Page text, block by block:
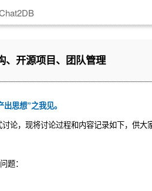
、开源项目、团队管理
思想”之我见。
论，现将讨论过程和内容记录如下，供大
题：